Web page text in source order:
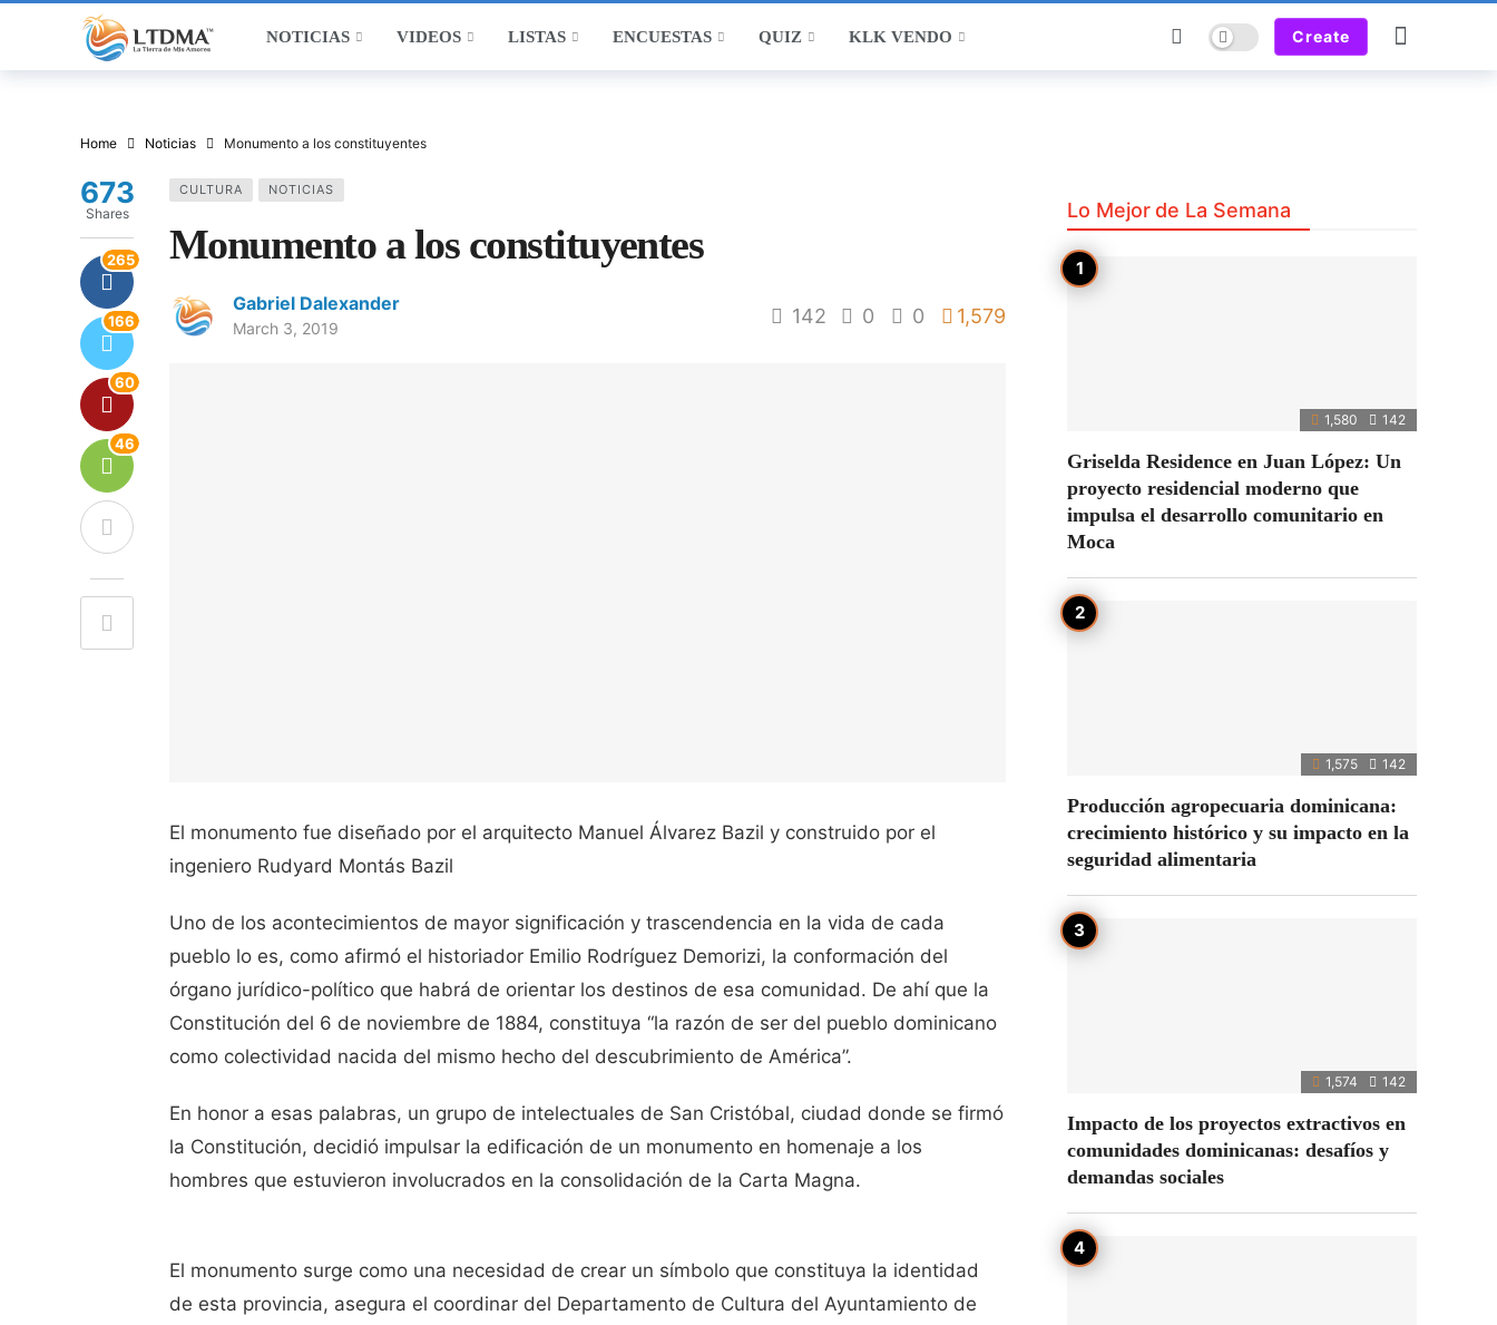
NOTICIAS VIDEOS LISTAS ENCUESTAS QUIZ KLK VENDO Dark mode Create
Home Noticias Monumento a los constituyentes
CULTURA NOTICIAS
Monumento a los constituyentes
Gabriel Dalexander
March 3, 2019
142 0 0 1,579
673
Shares
265
166
60
46
El monumento fue diseñado por el arquitecto Manuel Álvarez Bazil y construido por el
ingeniero Rudyard Montás Bazil
Uno de los acontecimientos de mayor significación y trascendencia en la vida de cada
pueblo lo es, como afirmó el historiador Emilio Rodríguez Demorizi, la conformación del
órgano jurídico-político que habrá de orientar los destinos de esa comunidad. De ahí que la
Constitución del 6 de noviembre de 1884, constituya “la razón de ser del pueblo dominicano
como colectividad nacida del mismo hecho del descubrimiento de América”.
En honor a esas palabras, un grupo de intelectuales de San Cristóbal, ciudad donde se firmó
la Constitución, decidió impulsar la edificación de un monumento en homenaje a los
hombres que estuvieron involucrados en la consolidación de la Carta Magna.
El monumento surge como una necesidad de crear un símbolo que constituya la identidad
de esta provincia, asegura el coordinar del Departamento de Cultura del Ayuntamiento de
Lo Mejor de La Semana
1,580 142
Griselda Residence en Juan López: Un
proyecto residencial moderno que
impulsa el desarrollo comunitario en
Moca
1,575 142
Producción agropecuaria dominicana:
crecimiento histórico y su impacto en la
seguridad alimentaria
1,574 142
Impacto de los proyectos extractivos en
comunidades dominicanas: desafíos y
demandas sociales